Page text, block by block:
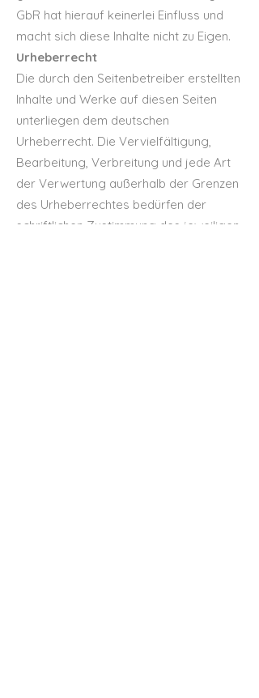
GbR hat hierauf keinerlei Einfluss und
macht sich diese Inhalte nicht zu Eigen.
Urheberrecht
Die durch den Seitenbetreiber erstellten
Inhalte und Werke auf diesen Seiten
unterliegen dem deutschen
Urheberrecht. Die Vervielfältigung,
Bearbeitung, Verbreitung und jede Art
der Verwertung außerhalb der Grenzen
des Urheberrechtes bedürfen der
schriftlichen Zustimmung des jeweiligen